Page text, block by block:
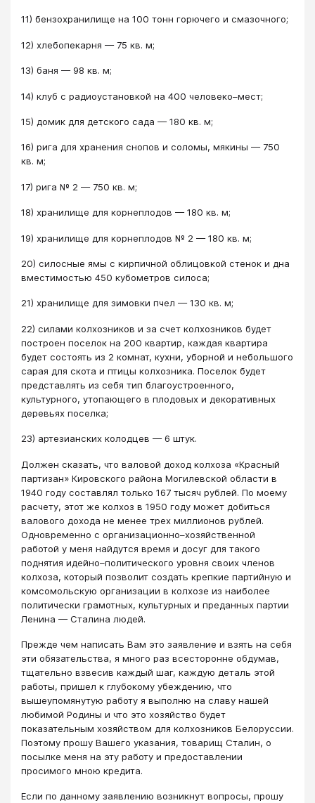
11) бензохранилище на 100 тонн горючего и смазочного;
12) хлебопекарня — 75 кв. м;
13) баня — 98 кв. м;
14) клуб с радиоустановкой на 400 человеко–мест;
15) домик для детского сада — 180 кв. м;
16) рига для хранения снопов и соломы, мякины — 750
кв. м;
17) рига № 2 — 750 кв. м;
18) хранилище для корнеплодов — 180 кв. м;
19) хранилище для корнеплодов № 2 — 180 кв. м;
20) силосные ямы с кирпичной облицовкой стенок и дна
вместимостью 450 кубометров силоса;
21) хранилище для зимовки пчел — 130 кв. м;
22) силами колхозников и за счет колхозников будет
построен поселок на 200 квартир, каждая квартира
будет состоять из 2 комнат, кухни, уборной и небольшого
сарая для скота и птицы колхозника. Поселок будет
представлять из себя тип благоустроенного,
культурного, утопающего в плодовых и декоративных
деревьях поселка;
23) артезианских колодцев — 6 штук.
Должен сказать, что валовой доход колхоза «Красный
партизан» Кировского района Могилевской области в
1940 году составлял только 167 тысяч рублей. По моему
расчету, этот же колхоз в 1950 году может добиться
валового дохода не менее трех миллионов рублей.
Одновременно с организационно–хозяйственной
работой у меня найдутся время и досуг для такого
поднятия идейно–политического уровня своих членов
колхоза, который позволит создать крепкие партийную и
комсомольскую организации в колхозе из наиболее
политически грамотных, культурных и преданных партии
Ленина — Сталина людей.
Прежде чем написать Вам это заявление и взять на себя
эти обязательства, я много раз всесторонне обдумав,
тщательно взвесив каждый шаг, каждую деталь этой
работы, пришел к глубокому убеждению, что
вышеупомянутую работу я выполню на славу нашей
любимой Родины и что это хозяйство будет
показательным хозяйством для колхозников Белоруссии.
Поэтому прошу Вашего указания, товарищ Сталин, о
посылке меня на эту работу и предоставлении
просимого мною кредита.
Если по данному заявлению возникнут вопросы, прошу